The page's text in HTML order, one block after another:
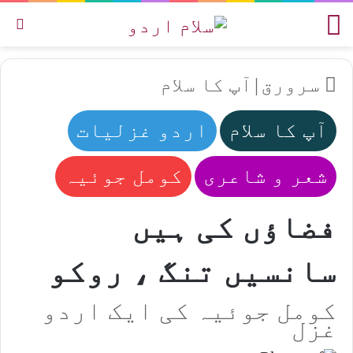
سرورق | آپ کا سلام
آپ کا سلام
اردو غزلیات
شعر و شاعری
کومل جوئیہ
فضاؤں کی ہیں
سانسیں تنگ ، روکو
کومل جوئیہ کی ایک اردو
غزل